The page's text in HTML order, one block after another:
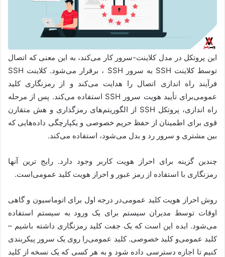
این پروتکل در مدل کلاینت-سرور کار می‌کند، به این معنی که اتصال
توسط کلاینت SSH به سرور SSH ، برقرار می‌شود. کلاینت SSH
فرآیند راه اندازی اتصال را هدایت می‌کند و از رمزنگاری کلید
عمومی‌برای تأیید هویت سرور SSH استفاده می‌کند. پس از مرحله
راه اندازی، پروتکل SSH از الگوریتم‌های رمزگذاری و هش متقارن
قوی برای اطمینان از حفظ حریم خصوصی و یکپارچگی داده‌هایی که
بین مشتری و سرور رد و بدل می‌شود، استفاده می‌کند.
چندین گزینه برای احراز هویت کاربر وجود دارد. رایج ترین آنها
رمزنگاری با استفاده از رمز عبور و احراز هویت کلید عمومی‌است.
روش احراز هویت کلید عمومی‌در درجه اول برای اتوماسیون و گاهی
اوقات توسط مدیران سیستم برای یک ورود به سیستم استفاده
می‌شود. ایده این است که یک جفت کلید رمزنگاری داشته باشیم –
کلید عمومی‌و کلید خصوصی. کلید عمومی‌را روی یک سرور پیکربندی
کنیم تا اجازه دسترسی داده شود و به هر کسی که یک نسخه از کلید